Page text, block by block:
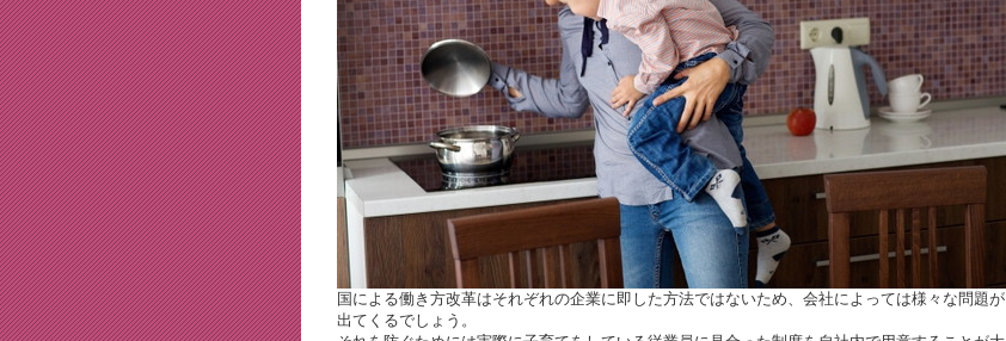
国による働き方改革はそれぞれの企業に即した方法ではないため、会社によっては様々な問題が
出てくるでしょう。